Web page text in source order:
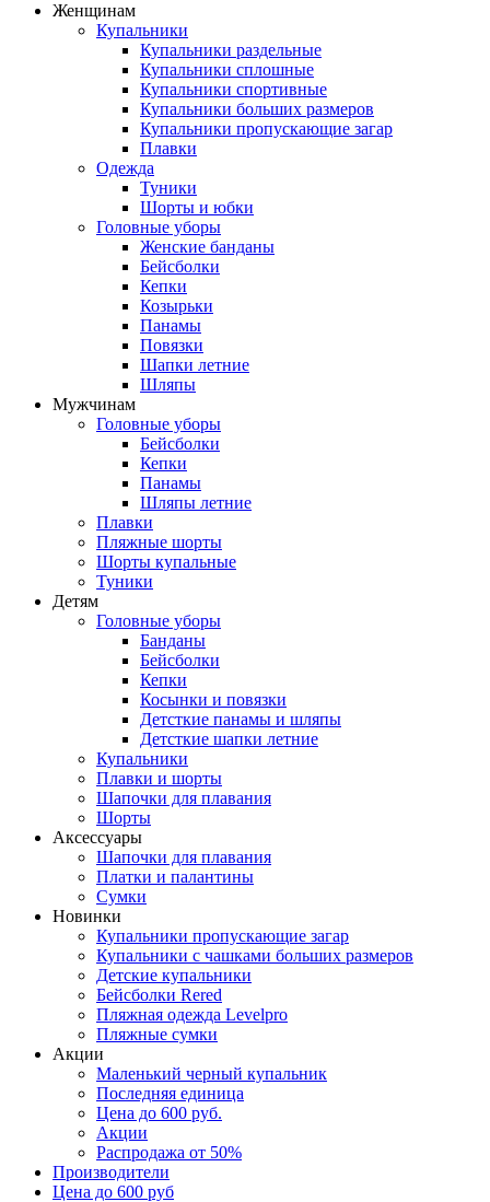
Женщинам
Купальники
Купальники раздельные
Купальники сплошные
Купальники спортивные
Купальники больших размеров
Купальники пропускающие загар
Плавки
Одежда
Туники
Шорты и юбки
Головные уборы
Женские банданы
Бейсболки
Кепки
Козырьки
Панамы
Повязки
Шапки летние
Шляпы
Мужчинам
Головные уборы
Бейсболки
Кепки
Панамы
Шляпы летние
Плавки
Пляжные шорты
Шорты купальные
Туники
Детям
Головные уборы
Банданы
Бейсболки
Кепки
Косынки и повязки
Детсткие панамы и шляпы
Детсткие шапки летние
Купальники
Плавки и шорты
Шапочки для плавания
Шорты
Аксессуары
Шапочки для плавания
Платки и палантины
Сумки
Новинки
Купальники пропускающие загар
Купальники с чашками больших размеров
Детские купальники
Бейсболки Rered
Пляжная одежда Levelpro
Пляжные сумки
Акции
Маленький черный купальник
Последняя единица
Цена до 600 руб.
Акции
Распродажа от 50%
Производители
Цена до 600 руб